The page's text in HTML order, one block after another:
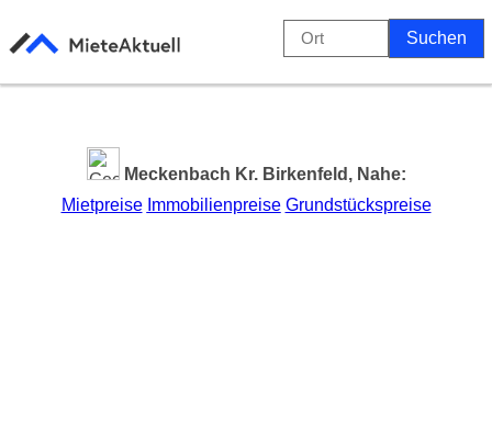
Meckenbach Kr. Birkenfeld, Nahe:
Mietpreise Immobilienpreise Grundstückspreise